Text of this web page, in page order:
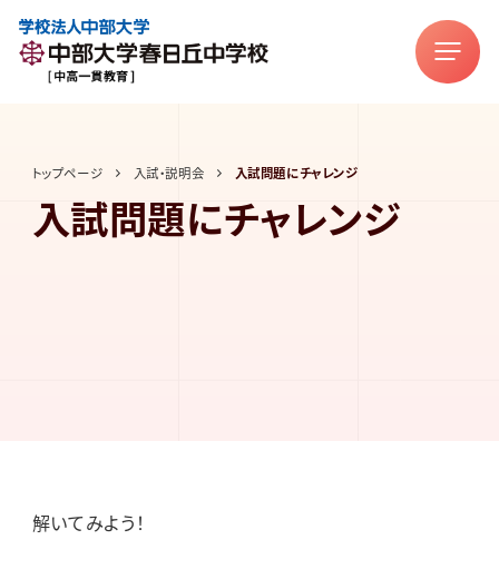
トップページ 入試・説明会 入試問題にチャレンジ
入試問題にチャレンジ
解いてみよう！